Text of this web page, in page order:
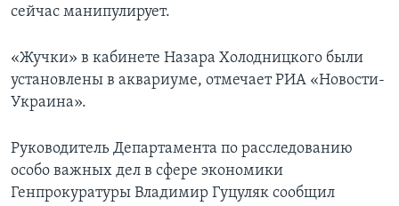
сейчас манипулирует.
«Жучки» в кабинете Назара Холодницкого были
установлены в аквариуме, отмечает РИА «Новости-
Украина».
Руководитель Департамента по расследованию
особо важных дел в сфере экономики
Генпрокуратуры Владимир Гуцуляк сообщил